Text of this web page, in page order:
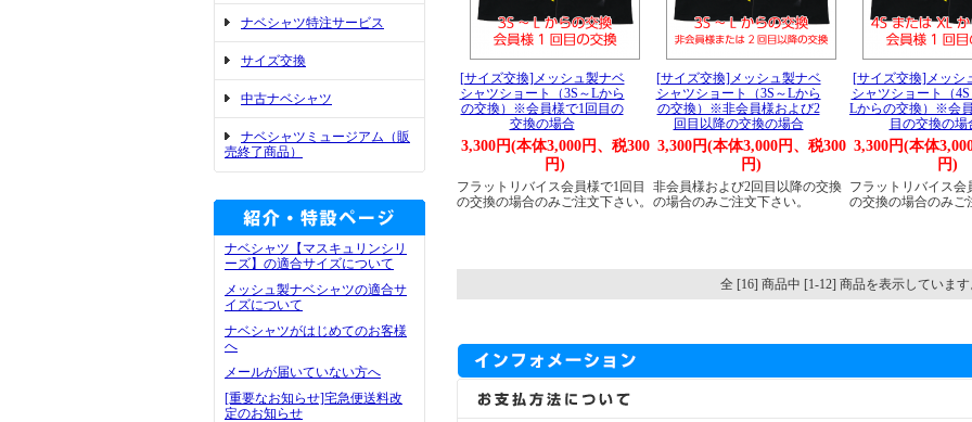
ナベシャツ特注サービス
サイズ交換
中古ナベシャツ
ナベシャツミュージアム（販
売終了商品）
ナベシャツ【マスキュリンシリ
ーズ】の適合サイズについて
メッシュ製ナベシャツの適合サ
イズについて
ナベシャツがはじめてのお客様
へ
メールが届いていない方へ
[重要なお知らせ]宅急便送料改
定のお知らせ
[サイズ交換]メッシュ製ナベ
シャツショート（3S～Lから
の交換）※会員様で1回目の
交換の場合
3,300円(本体3,000円、税300
円)
フラットリバイス会員様で1回目
の交換の場合のみご注文下さい。
[サイズ交換]メッシュ製ナベ
シャツショート（3S～Lから
の交換）※非会員様および2
回目以降の交換の場合
3,300円(本体3,000円、税300
円)
非会員様および2回目以降の交換
の場合のみご注文下さい。
[サイズ交換]メッシ
シャツショート（
Lからの交換）※会
目の交換の場
3,300円(本体
円)
フラットリバイス会
の交換の場合のみご
全 [16] 商品中 [1-12] 商品を表示しています